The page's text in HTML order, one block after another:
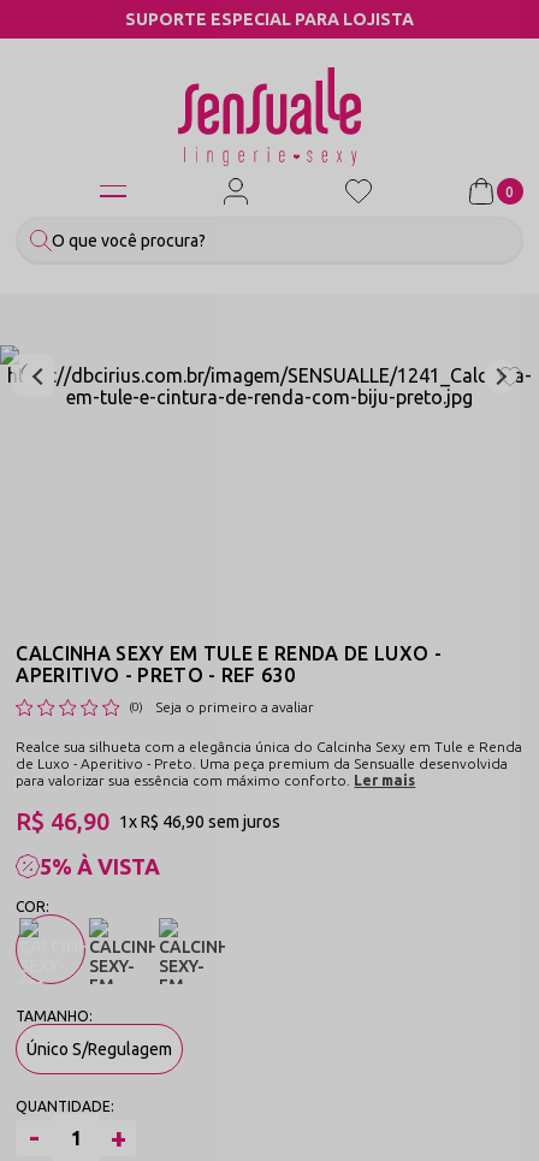
SUPORTE ESPECIAL PARA LOJISTA
0
CALCINHA SEXY EM TULE E RENDA DE LUXO -
APERITIVO - PRETO - REF 630
(0) Seja o primeiro a avaliar
Realce sua silhueta com a elegância única do Calcinha Sexy em Tule e Renda
de Luxo - Aperitivo - Preto. Uma peça premium da Sensualle desenvolvida
para valorizar sua essência com máximo conforto.
Ler mais
5% À VISTA
R$ 46,90 1xR$ 46,90sem juros
Único S/Regulagem